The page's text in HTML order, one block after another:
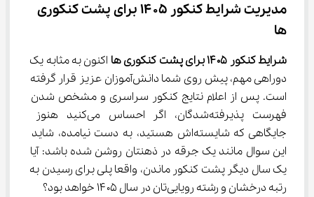
مدیریت شرایط کنکور ۱۴۰۵ برای پشت کنکوری
‌ها
شرایط کنکور ۱۴۰۵ برای پشت کنکوری ها
اکنون به مثابه یک
دوراهی مهم، پیش روی شما دانش‌آموزان عزیز قرار گرفته
است. پس از اعلام نتایج کنکور سراسری و مشخص شدن
فهرست پذیرفته‌شدگان، اگر احساس می‌کنید هنوز
جایگاهی که شایسته‌اش هستید، به دست نیامده، شاید
این سوال مانند یک جرقه در ذهنتان روشن شده باشد: آیا
یک سال دیگر پشت کنکور ماندن، واقعا پلی برای رسیدن به
رتبه درخشان و رشته رویایی‌تان در سال ۱۴۰۵ خواهد بود؟